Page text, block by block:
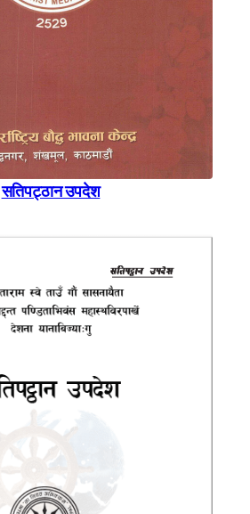
सतिपट्ठान उपदेश